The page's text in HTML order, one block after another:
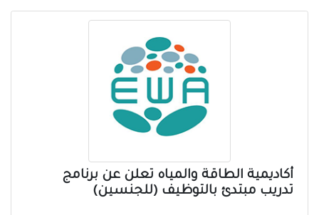
أكاديمية الطاقة والمياه تعلن عن برنامج
تدريب مبتدئ بالتوظيف (للجنسين)